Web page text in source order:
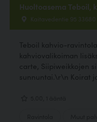
Huoltoasema Teboil,
Kaitavedentie 95
Teboil kahvio-
kahviovalikoiman
carte, Siipiweikkojen
sunnuntai.\r\n Koirat